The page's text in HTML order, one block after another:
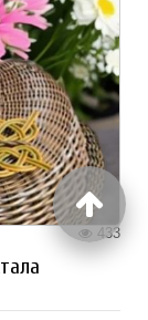
433